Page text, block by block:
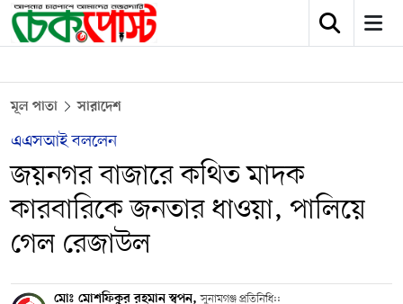
মূল পাতা সারাদেশ
এএসআই বললেন
জয়নগর বাজারে কথিত মাদক
কারবারিকে জনতার ধাওয়া, পালিয়ে
গেল রেজাউল
মোঃ মোশফিকুর রহমান স্বপন,সুনামগঞ্জ প্রতিনিধি::